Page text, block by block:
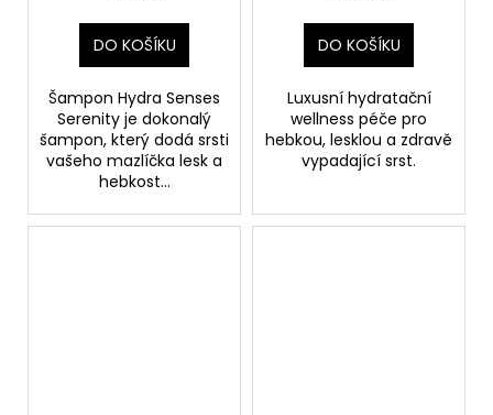
DO KOŠÍKU
Šampon Hydra Senses
Serenity je dokonalý
šampon, který dodá srsti
vašeho mazlíčka lesk a
hebkost...
DO KOŠÍKU
Luxusní hydratační
wellness péče pro
hebkou, lesklou a zdravě
vypadající srst.